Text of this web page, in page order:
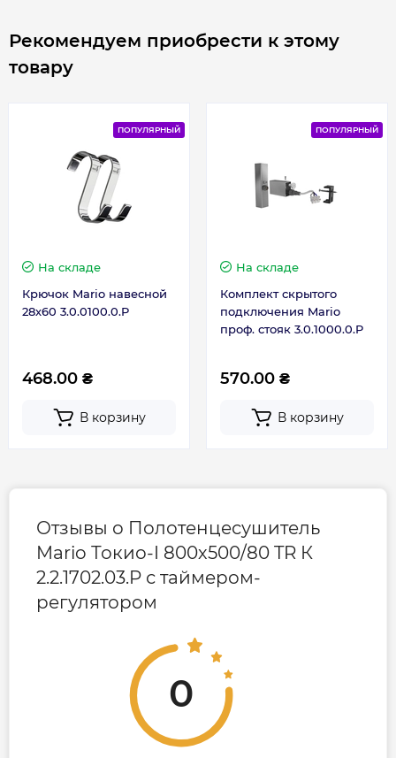
Рекомендуем приобрести к этому
товару
ПОПУЛЯРНЫЙ
На складе
Крючок Mario навесной
28х60 3.0.0100.0.P
468.00 ₴
В корзину
ПОПУЛЯРНЫЙ
На складе
Комплект скрытого
подключения Mario
проф. стояк 3.0.1000.0.P
570.00 ₴
В корзину
Отзывы о Полотенцесушитель
Mario Токио-I 800х500/80 TR К
2.2.1702.03.P с таймером-
регулятором
0